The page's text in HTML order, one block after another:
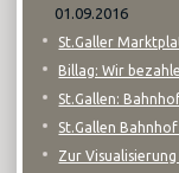
01.09.2016
St.Galler
Billag: Wir
St.Gallen:
St.Gallen
Zur